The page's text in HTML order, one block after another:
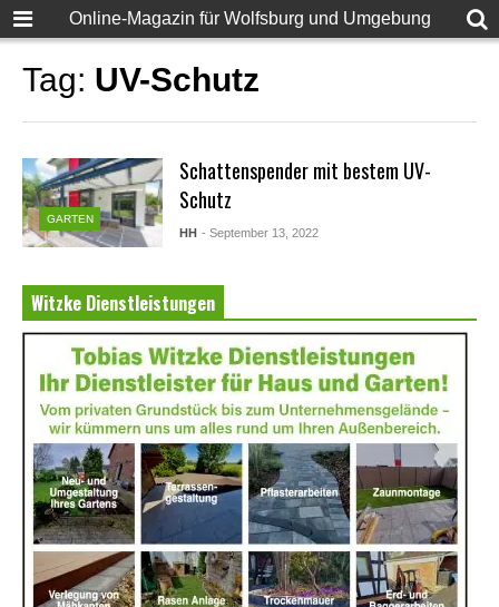
Online-Magazin für Wolfsburg und Umgebung
Tag: UV-Schutz
GARTEN
Schattenspender mit bestem UV-
Schutz
HH - September 13, 2022
Witzke Dienstleistungen